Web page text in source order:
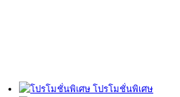
โปรโมชั่นพิเศษ